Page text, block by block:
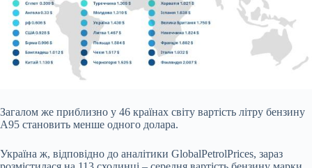
Загалом же приблизно у 46 країнах світу вартість літру бензину
А95 становить менше одного долара.
Україна ж, відповідно до аналітики GlobalPetrolPrices, зараз